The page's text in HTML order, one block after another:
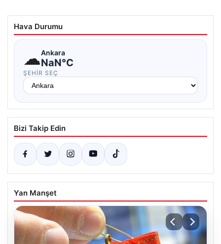
Hava Durumu
☁Ankara
NaN°C
ŞEHIR SEÇ
Bizi Takip Edin
Yan Manşet